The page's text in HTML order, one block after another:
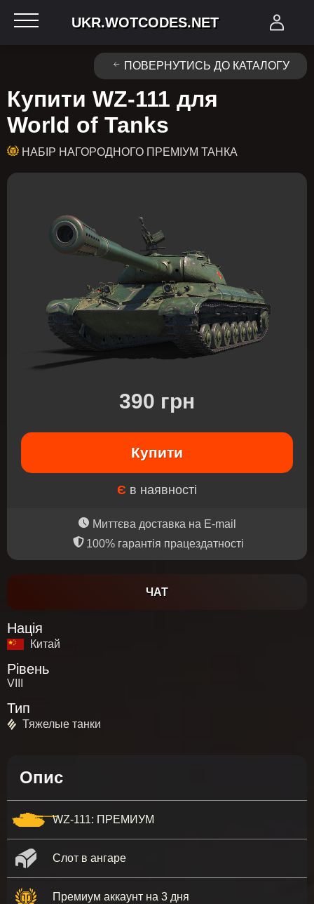
UKR.WOTCODES.NET
ПОВЕРНУТИСЬ ДО КАТАЛОГУ
Купити WZ-111 для
World of Tanks
НАБІР НАГОРОДНОГО ПРЕМІУМ ТАНКА
390 грн
Купити
Є в наявності
Миттєва доставка на E-mail
100% гарантія працездатності
ЧАТ
Нація
Китай
Рівень
VIII
Тип
Тяжелые танки
Опис
WZ-111: ПРЕМИУМ
Слот в ангаре
Премиум аккаунт на 3 дня